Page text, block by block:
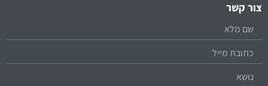
צור קשר